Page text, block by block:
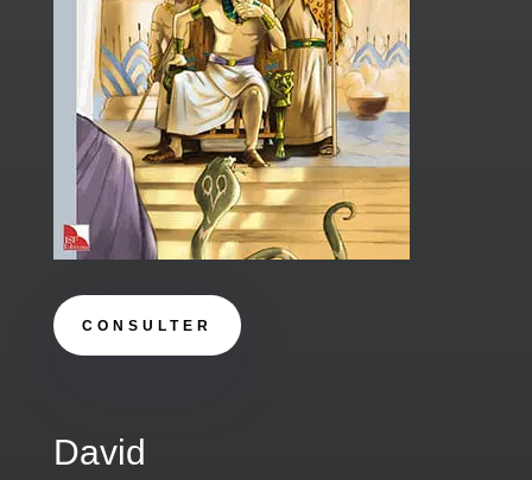
CONSULTER
David